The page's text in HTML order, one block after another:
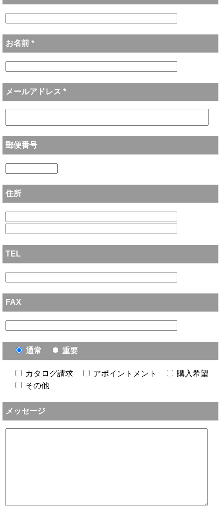
お名前 *
メールアドレス *
郵便番号
住所
TEL
FAX
通常 重要
カタログ請求 アポイントメント
購入希望
その他
メッセージ